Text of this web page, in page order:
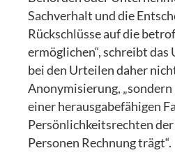
Sachverhalt und die
Rückschlüsse auf die
ermöglichen“, schreibt das
bei den Urteilen daher
Anonymisierung,
einer herausgabefähigen
Persönlichkeitsrechten
Personen Rechnung trägt“.